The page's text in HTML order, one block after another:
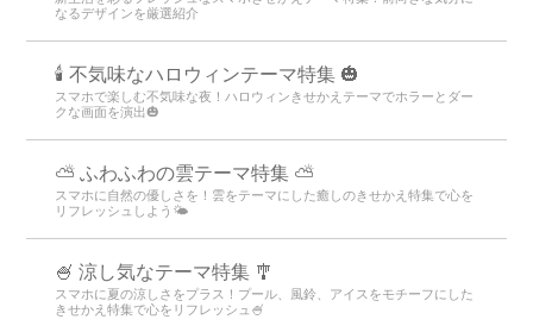
なるデザインを厳選紹介
🕯️ 不気味なハロウィンテーマ特集 🎃
スマホで楽しむ不気味な夜！ハロウィンきせかえテーマでホラーとダー
クな画面を演出🎃
⛅ ふわふわの雲テーマ特集 ⛅
スマホに自然の優しさを！雲をテーマにした癒しのきせかえ特集で心を
リフレッシュしよう🌤️
🍧 涼し気なテーマ特集 🎐
スマホに夏の涼しさをプラス！プール、風鈴、アイスをモチーフにした
きせかえ特集で心をリフレッシュ🍧